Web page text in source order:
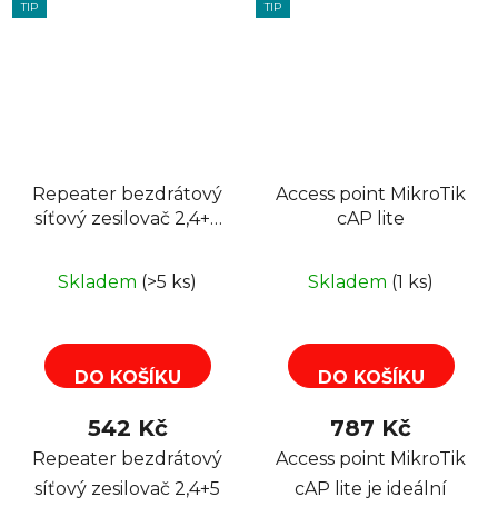
TIP
Repeater bezdrátový
síťový zesilovač 2,4+5
Skladem (>5 ks)
DO KOŠÍKU
542 Kč
Repeater bezdrátový
síťový zesilovač 2,4+5
TIP
Access point MikroTik
cAP lite
Skladem (1 ks)
DO KOŠÍKU
787 Kč
Access point MikroTik
cAP lite je ideální